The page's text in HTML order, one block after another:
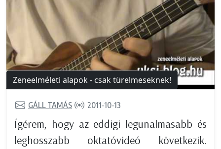
Zeneelméleti alapok - csak türelmeseknek!
GÁLL TAMÁS 2011-10-13
Ígérem, hogy az eddigi legunalmasabb és
leghosszabb oktatóvideó következik.